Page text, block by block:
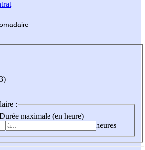
madaire
:
Durée maximale (en heure)
heures